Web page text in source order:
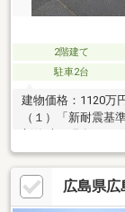
2階建て
駐車2台
建物価格：1120万
（１）「新耐震基
しています。（３
応。住宅購入後も
ス施工■2台駐車可
室及び納戸部分増
広島県広